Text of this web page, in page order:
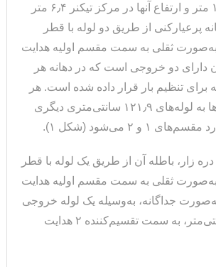
که قطر آنها ۱۲۱٫۹ متر و ارتفاع آنها در مرکز تیکنر ۶٫۴ متر
پرعیارکنی از طریق دو لوله با قطر
به‌صورت ثقلی به سمت مقسم اولیه هدایت
دو خروجی است که در دهانه هر
برای تنظیم بار قرار داده شده است. هر
یک از این خروجی‌ها به لوله‌های ۱۲۱٫۹ سانتی‌متری دیگری
و ۲ می‌شود (شکل ۱).
زار، باطله آن از طریق یک لوله با قطر
به‌صورت ثقلی به سمت مقسم اولیه هدایت
جداگانه، به‌وسیله یک لوله خروجی
با قطر ۱۲۱٫۹ سانتی‌متر، به سمت تقسیم‌کننده ۲ هدایت